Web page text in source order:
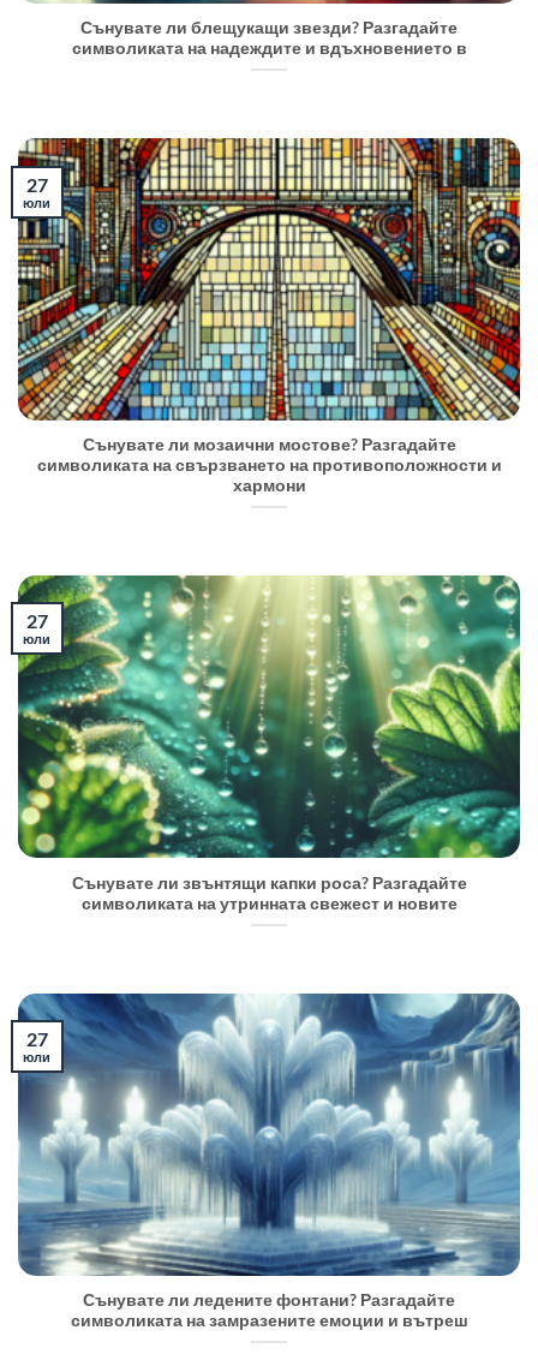
Сънувате ли блещукащи звезди? Разгадайте
символиката на надеждите и вдъхновението в
Сънувате ли мозаични мостове? Разгадайте
символиката на свързването на противоположности и
хармони
27
юли
Сънувате ли звънтящи капки роса? Разгадайте
символиката на утринната свежест и новите
27
юли
Сънувате ли ледените фонтани? Разгадайте
символиката на замразените емоции и вътреш
27
юли